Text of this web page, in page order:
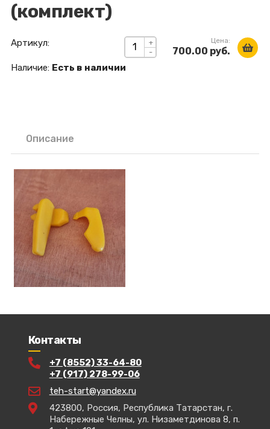
(комплект)
+
-
Цена:
700.00 руб.
Артикул:
Наличие: Есть в наличии
Описание
Контакты
+7 (8552) 33-64-80
+7 (917) 278-99-06
teh-start@yandex.ru
423800, Россия, Республика Татарстан, г.
Набережные Челны, ул. Низаметдинова 8, п.